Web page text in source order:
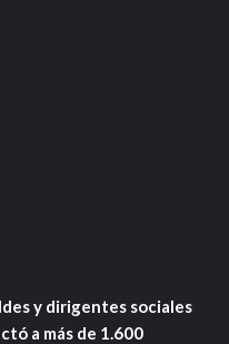
y dirigentes sociales
a más de 1.600